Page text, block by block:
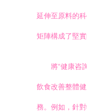
延伸至原料的
矩陣構成了堅
將“健康咨
飲食改善整體
務。例如，針